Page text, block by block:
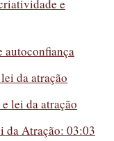
e
autoconfiança
da atração
lei da atração
da Atração: 03:03